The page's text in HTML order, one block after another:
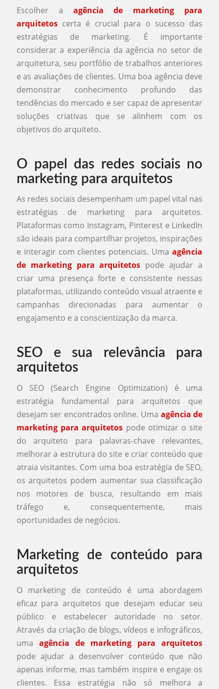
Escolher a agência de marketing para
arquitetoscerta é crucial para o sucesso das
estratégias de marketing. É importante
considerar a experiência da agência no setor de
arquitetura, seu portfólio de trabalhos anteriores
e as avaliações de clientes. Uma boa agência deve
demonstrar conhecimento profundo das
tendências do mercado e ser capaz de apresentar
soluções criativas que se alinhem com os
objetivos do arquiteto.
O papel das redes sociais no
marketing para arquitetos
As redes sociais desempenham um papel vital nas
estratégias de marketing para arquitetos.
Plataformas como Instagram, Pinterest e LinkedIn
são ideais para compartilhar projetos, inspirações
e interagir com clientes potenciais. Umaagência
de marketing para arquitetos pode ajudar a
criar uma presença forte e consistente nessas
plataformas, utilizando conteúdo visual atraente e
campanhas direcionadas para aumentar o
engajamento e a conscientização da marca.
SEO e sua relevância para
arquitetos
O SEO (Search Engine Optimization) é uma
estratégia fundamental para arquitetos que
desejam ser encontrados online. Uma agência de
marketing para arquitetos pode otimizar o site
do arquiteto para palavras-chave relevantes,
melhorar a estrutura do site e criar conteúdo que
atraia visitantes. Com uma boa estratégia de SEO,
os arquitetos podem aumentar sua classificação
nos motores de busca, resultando em mais
tráfego e, consequentemente, mais
oportunidades de negócios.
Marketing de conteúdo para
arquitetos
O marketing de conteúdo é uma abordagem
eficaz para arquitetos que desejam educar seu
público e estabelecer autoridade no setor.
Através da criação de blogs, vídeos e infográficos,
uma agência de marketing para arquitetos
pode ajudar a desenvolver conteúdo que não
apenas informe, mas também inspire e engaje os
clientes. Essa estratégia não só melhora a